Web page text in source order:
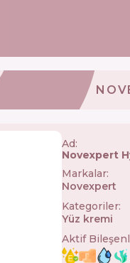
Ad:
Novexpert
Markalar:
Novexpert
Kategoriler:
Yüz kremi
Aktif